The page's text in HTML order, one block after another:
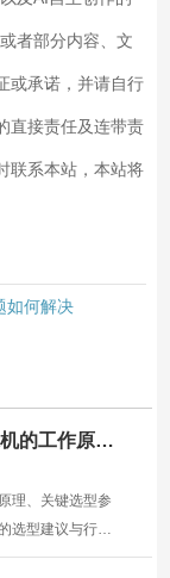
者部分内容、文
或承诺，并请自行
直接责任及连带责
联系本站，本站将
如何解决
的工作原理
理、关键选型参
选型建议与行动
选型时参考。